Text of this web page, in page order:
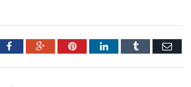
FacebookGoogle+PinterestLinkedInTumblr Email